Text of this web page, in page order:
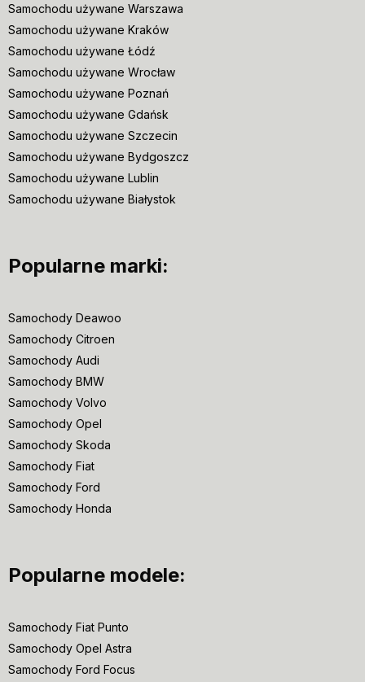
Samochodu używane Warszawa
Samochodu używane Kraków
Samochodu używane Łódź
Samochodu używane Wrocław
Samochodu używane Poznań
Samochodu używane Gdańsk
Samochodu używane Szczecin
Samochodu używane Bydgoszcz
Samochodu używane Lublin
Samochodu używane Białystok
Popularne marki:
Samochody Deawoo
Samochody Citroen
Samochody Audi
Samochody BMW
Samochody Volvo
Samochody Opel
Samochody Skoda
Samochody Fiat
Samochody Ford
Samochody Honda
Popularne modele:
Samochody Fiat Punto
Samochody Opel Astra
Samochody Ford Focus